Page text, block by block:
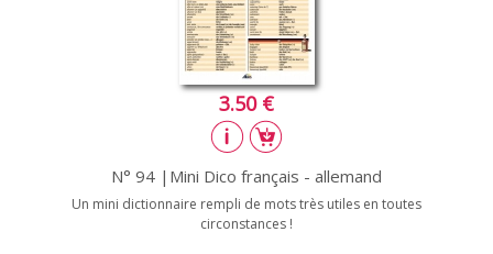
3.50 €
N° 94 |Mini Dico français - allemand
Un mini dictionnaire rempli de mots très utiles en toutes
circonstances !